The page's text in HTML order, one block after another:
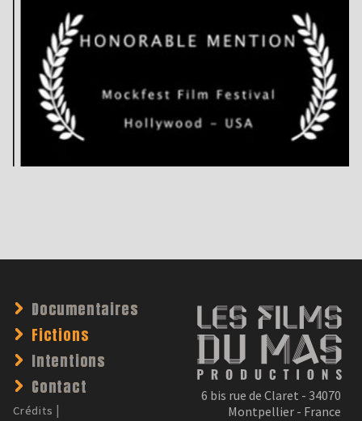
Documentaires
Fictions
Intentions
Contact
Crédits
6 bis rue de Claret - 34070
Montpellier - France